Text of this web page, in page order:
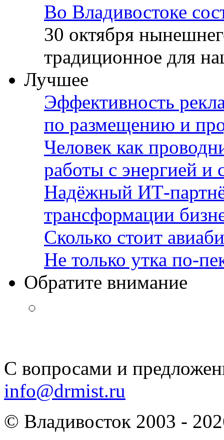
Во Владивостоке
30 октября
традиционное для
Лучшее
Эффективность
по размещению и
Человек как
работы с энергией и
Надёжный ИТ-
трансформации
Сколько стоит
Не только утка по-
Обратите внимание
С вопросами и
info@drmist.ru
© Владивосток 2003 -